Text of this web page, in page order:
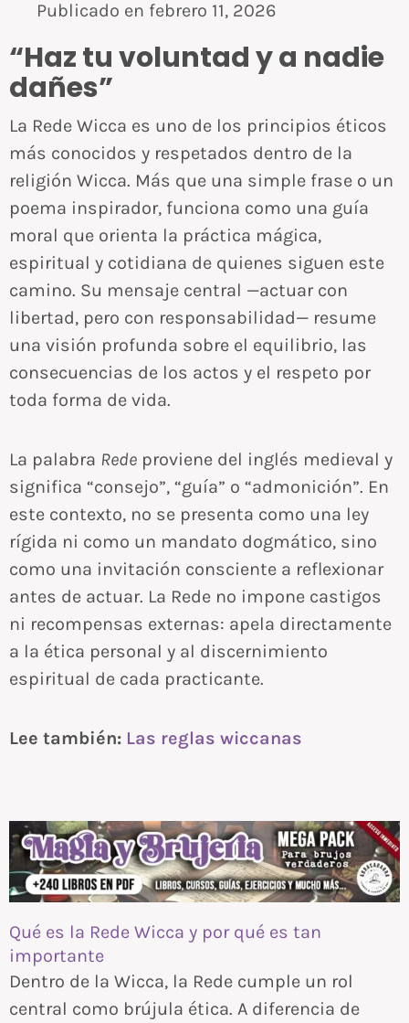
Publicado en febrero 11, 2026
“Haz tu voluntad y a nadie
dañes”
La Rede Wicca es uno de los principios éticos
más conocidos y respetados dentro de la
religión Wicca. Más que una simple frase o un
poema inspirador, funciona como una guía
moral que orienta la práctica mágica,
espiritual y cotidiana de quienes siguen este
camino. Su mensaje central —actuar con
libertad, pero con responsabilidad— resume
una visión profunda sobre el equilibrio, las
consecuencias de los actos y el respeto por
toda forma de vida.
La palabra Rede proviene del inglés medieval y
significa “consejo”, “guía” o “admonición”. En
este contexto, no se presenta como una ley
rígida ni como un mandato dogmático, sino
como una invitación consciente a reflexionar
antes de actuar. La Rede no impone castigos
ni recompensas externas: apela directamente
a la ética personal y al discernimiento
espiritual de cada practicante.
Lee también: Las reglas wiccanas
Qué es la Rede Wicca y por qué es tan
importante
Dentro de la Wicca, la Rede cumple un rol
central como brújula ética. A diferencia de